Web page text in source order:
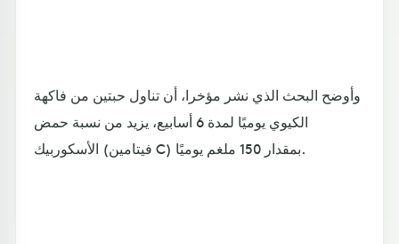
وأوضح البحث الذي نشر مؤخرا، أن تناول حبتين من فاكهة
الكيوي يوميًا لمدة 6 أسابيع، يزيد من نسبة حمض
الأسكوربيك (فيتامين C) بمقدار 150 ملغم يوميًا.